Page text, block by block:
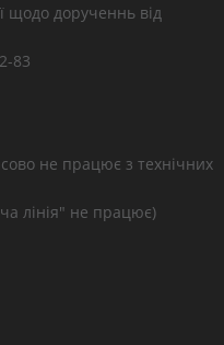
щодо дорученнь від
83
працює з технічних
лінія" не працює)